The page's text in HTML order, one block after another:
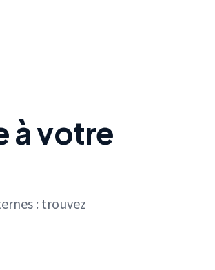
à votre
: trouvez